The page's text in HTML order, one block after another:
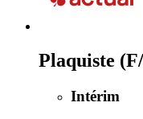
Plaquiste
Intérim